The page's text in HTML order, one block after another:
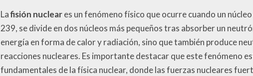
Lafisión nucleares un fenómeno físico que ocurre cuando un
239, se divide en dos núcleos más pequeños tras absorber un
energía en forma de calor y radiación, sino que también produce
reacciones nucleares. Es importante destacar que este fenómeno
fundamentales de la física nuclear, donde las fuerzas nucleares